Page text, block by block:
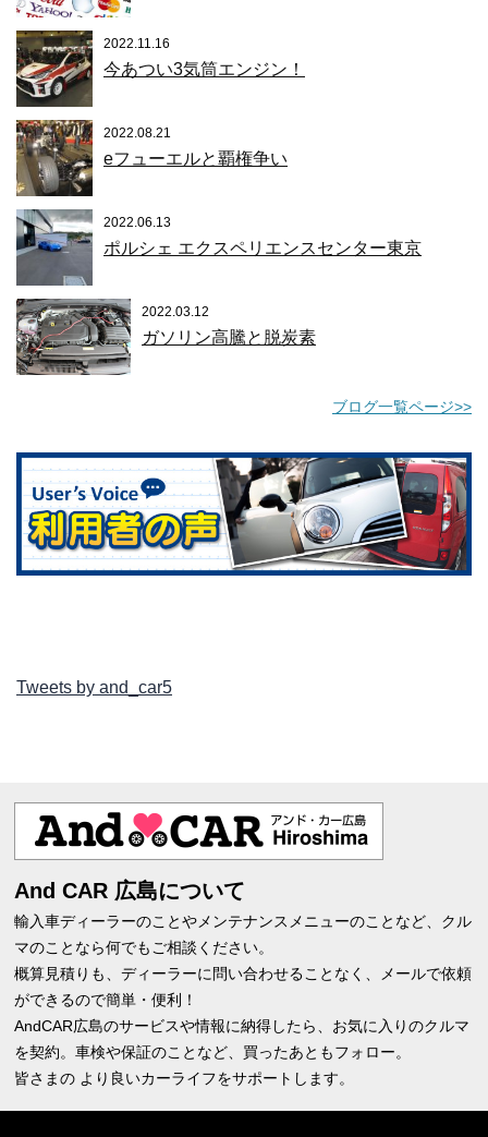
2022.11.16
今あつい3気筒エンジン！
2022.08.21
eフューエルと覇権争い
2022.06.13
ポルシェ エクスペリエンスセンター東京
2022.03.12
ガソリン高騰と脱炭素
ブログ一覧ページ>>
Tweets by and_car5
And CAR 広島について
輸入車ディーラーのことやメンテナンスメニューのことなど、クル
マのことなら何でもご相談ください。
概算見積りも、ディーラーに問い合わせることなく、メールで依頼
ができるので簡単・便利！
AndCAR広島のサービスや情報に納得したら、お気に入りのクルマ
を契約。車検や保証のことなど、買ったあともフォロー。
皆さまの より良いカーライフをサポートします。